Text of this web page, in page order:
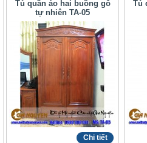
Tủ quần áo hai buồng gỗ
tự nhiên TA-05
Chi tiết
Tủ